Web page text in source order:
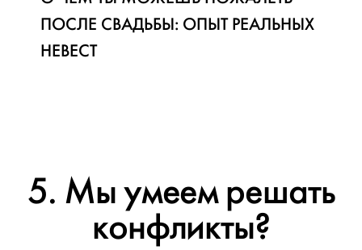
ПОСЛЕ СВАДЬБЫ: ОПЫТ РЕАЛЬНЫХ
НЕВЕСТ
5. Мы умеем решать
конфликты?